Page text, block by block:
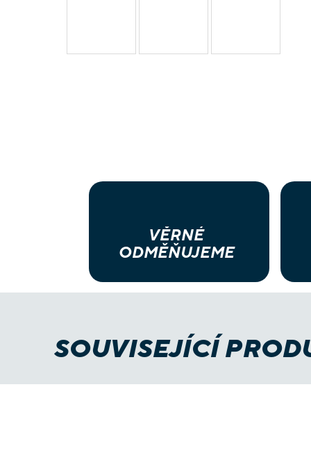
VĚRNÉ
ODMĚŇUJEME
SOUVISEJÍCÍ